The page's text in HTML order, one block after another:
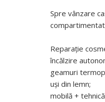
Spre vânzare
Reparație
încălzire
geamuri
uși din lemn;
mobilă +